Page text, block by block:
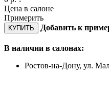
Цена в салоне
Примерить
КУПИТЬ Добавить к
В наличии в салонах:
Ростов-на-Дону, ул.